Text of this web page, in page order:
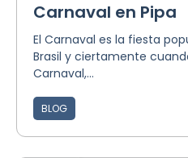
Carnaval en Pipa
El Carnaval es la fiesta
Brasil y ciertamente
Carnaval,...
BLOG